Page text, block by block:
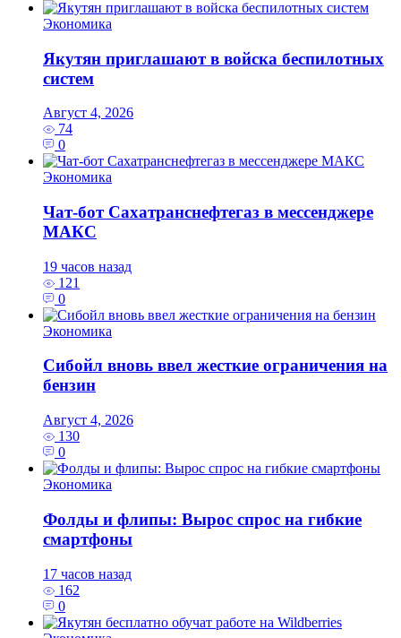
Экономика
Якутян приглашают в войска беспилотных
систем
Август 4, 2026
74
0
Экономика
Чат-бот Сахатранснефтегаз в мессенджере
МАКС
19 часов назад
121
0
Экономика
Сибойл вновь ввел жесткие ограничения на
бензин
Август 4, 2026
130
0
Экономика
Фолды и флипы: Вырос спрос на гибкие
смартфоны
17 часов назад
162
0